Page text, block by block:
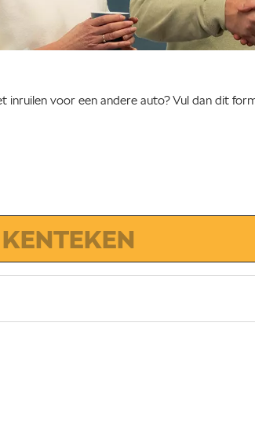
voor een andere auto? Vul dan dit